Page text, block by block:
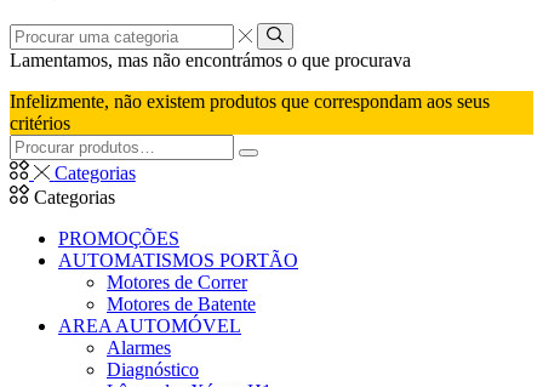
Procurar
uma
categoria
Lamentamos, mas não encontrámos o que procurava
Infelizmente, não existem produtos que correspondam aos seus
critérios
Pesquisar
por:
Pesquisar
Categorias
Categorias
PROMOÇÕES
AUTOMATISMOS PORTÃO
Motores de Correr
Motores de Batente
AREA AUTOMÓVEL
Alarmes
Diagnóstico